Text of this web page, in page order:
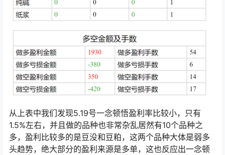
从上表中我们发现5.19号一念顿悟盈利率比较小，只有
1.5%左右，并且做的品种也非常杂乱居然有10个品种之
多，盈利比较多的是豆没和豆粕，这两个品种大体是弱多
头趋势，绝大部分的盈利来源是多单，这也反应出一念顿